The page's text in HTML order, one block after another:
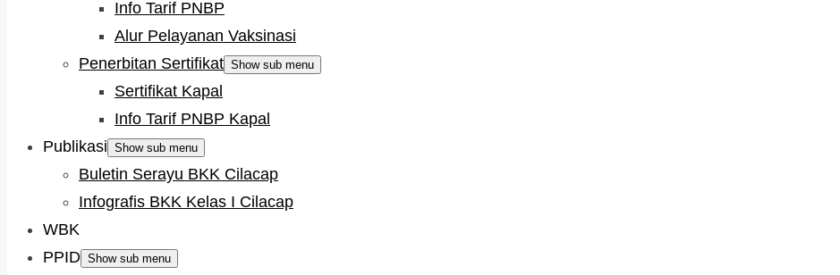
Info Tarif PNBP
Alur Pelayanan Vaksinasi
Penerbitan Sertifikat Show sub menu
Sertifikat Kapal
Info Tarif PNBP Kapal
Publikasi Show sub menu
Buletin Serayu BKK Cilacap
Infografis BKK Kelas I Cilacap
WBK
PPID Show sub menu